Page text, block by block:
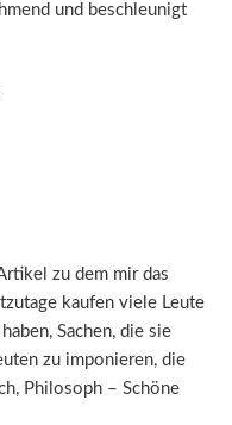
und beschleunigt
zu dem mir das
kaufen viele Leute
Sachen, die sie
zu imponieren, die
Philosoph – Schöne